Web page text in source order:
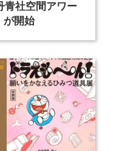
青社空間アワー
が開始